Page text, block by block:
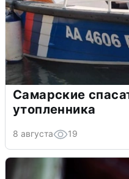
Самарские
утопленника
8 августа 19